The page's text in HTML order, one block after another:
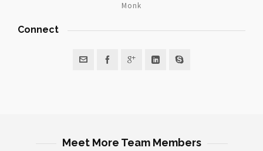
Monk
Connect
Meet More Team Members